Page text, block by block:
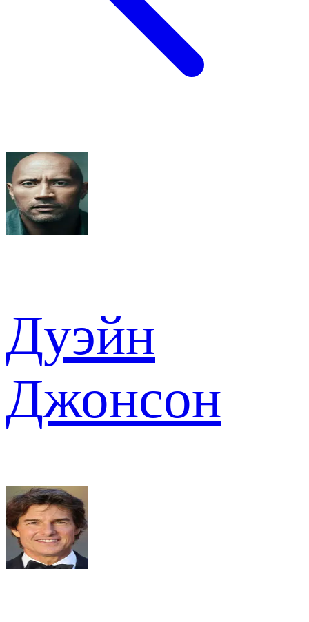
Дуэйн
Джонсон